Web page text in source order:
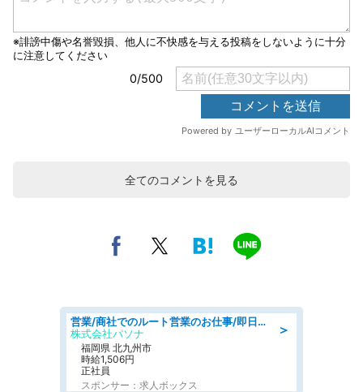
全てのコメントを見る
＞
営業/商社でのルート営業のお仕事/即日勤務可/車通勤可/営業
株式会社パソナ
福岡県 北九州市
時給1,506円
正社員
スポンサー：求人ボックス